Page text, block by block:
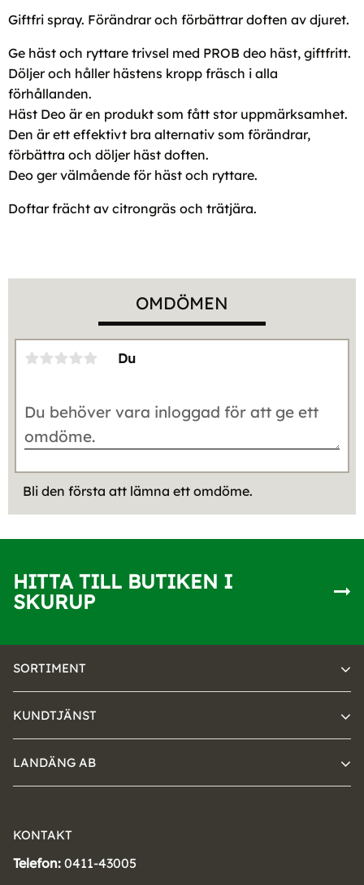
Giftfri spray. Förändrar och förbättrar doften av djuret.
Ge häst och ryttare trivsel med PROB deo häst, giftfritt.
Döljer och håller hästens kropp fräsch i alla
förhållanden.
Häst Deo är en produkt som fått stor uppmärksamhet.
Den är ett effektivt bra alternativ som förändrar,
förbättra och döljer häst doften.
Deo ger välmående för häst och ryttare.
Doftar frächt av citrongräs och trätjära.
OMDÖMEN
Du
Bli den första att lämna ett omdöme.
HITTA TILL BUTIKEN I
SKURUP
SORTIMENT
KUNDTJÄNST
LANDÄNG AB
KONTAKT
Telefon: 0411-43005